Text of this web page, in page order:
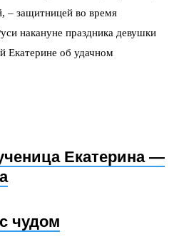
– защитницей во время
накануне праздника девушки
Екатерине об удачном
Екатерина —
чудом